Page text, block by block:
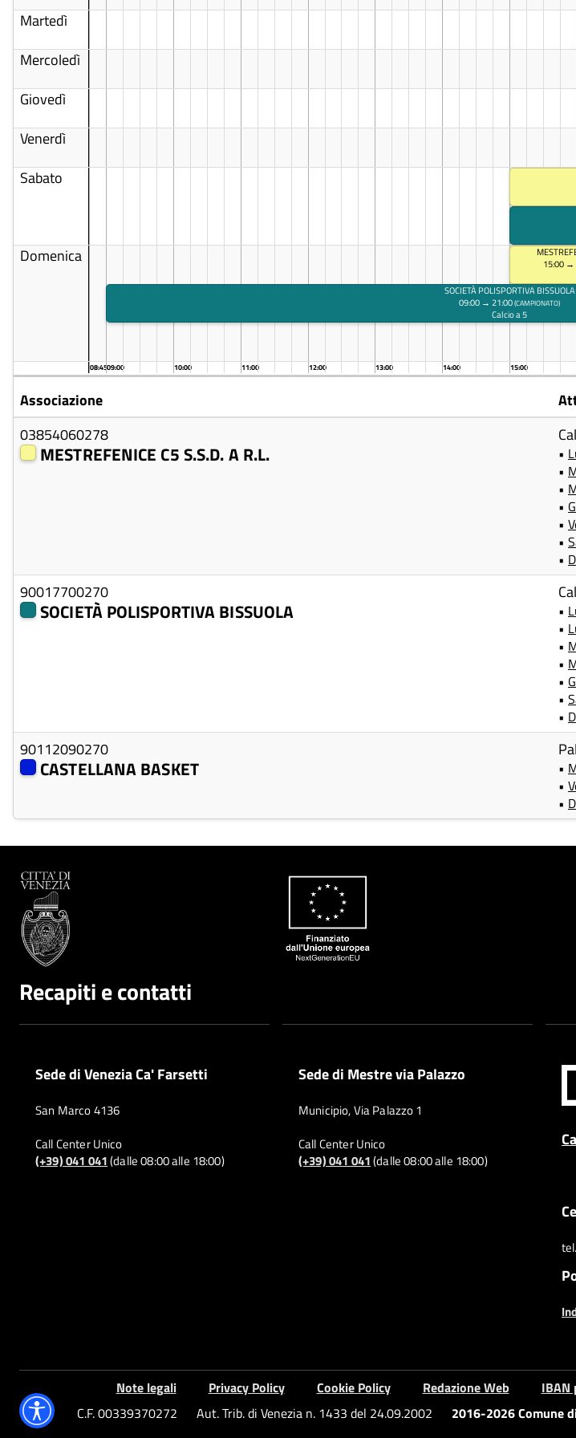
Martedì
Mercoledì
Giovedì
Venerdì
Sabato
Domenica
15:00 →
SOCIETÀ POLISPORTIVA BISSUOLA
09:00 → 21:00(CAMPIONATO)
Calcio a 5
08:4509:00 10:00 11:00 12:00 13:00 14:00 15:00
Associazione
03854060278
MESTREFENICE C5 S.S.D. A R.L. •
•
•
•
•
•
•
90017700270
SOCIETÀ POLISPORTIVA BISSUOLA •
•
•
•
•
•
•
90112090270
CASTELLANA BASKET •
•
•
Recapiti e contatti
Sede di Venezia Ca' Farsetti
San Marco 4136
Call Center Unico
(+39) 041 041(dalle 08:00 alle 18:00)
Sede di Mestre via Palazzo
Municipio, Via Palazzo 1
Call Center Unico
(+39) 041 041(dalle 08:00 alle 18:00)
tel.
Note legali Privacy Policy Cookie Policy Redazione Web IBAN
C.F. 00339370272
Aut. Trib. di Venezia n. 1433 del 24.09.2002 2016-2026 Comune